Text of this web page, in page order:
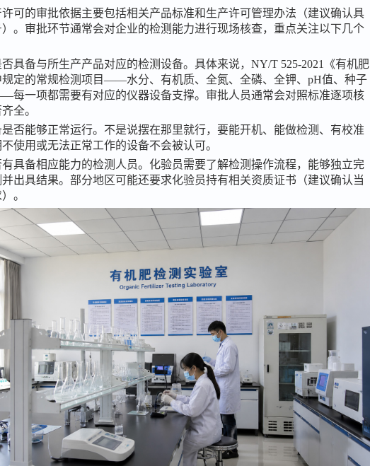
可的审批依据主要包括相关产品标准和生产许可管理办法（建议确认具
。审批环节通常会对企业的检测能力进行现场核查，重点关注以下几个
具备与所生产产品对应的检测设备。具体来说，NY/T 525-2021《有机肥
规定的常规检测项目——水分、有机质、全氮、全磷、全钾、pH值、种子
每一项都需要有对应的仪器设备支撑。审批人员通常会对照标准逐项核
全。
否能够正常运行。不是说摆在那里就行，要能开机、能做检测、有校准
使用或无法正常工作的设备不会被认可。
具备相应能力的检测人员。化验员需要了解检测操作流程，能够独立完
出具结果。部分地区可能还要求化验员持有相关资质证书（建议确认当
。